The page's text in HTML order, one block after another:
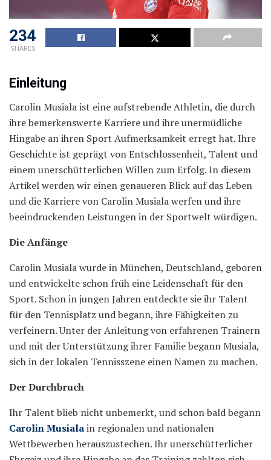
234
SHARES
Einleitung
Carolin Musiala ist eine aufstrebende Athletin, die durch
ihre bemerkenswerte Karriere und ihre unermüdliche
Hingabe an ihren Sport Aufmerksamkeit erregt hat. Ihre
Geschichte ist geprägt von Entschlossenheit, Talent und
einem unerschütterlichen Willen zum Erfolg. In diesem
Artikel werden wir einen genaueren Blick auf das Leben
und die Karriere von Carolin Musiala werfen und ihre
beeindruckenden Leistungen in der Sportwelt würdigen.
Die Anfänge
Carolin Musiala wurde in München, Deutschland, geboren
und entwickelte schon früh eine Leidenschaft für den
Sport. Schon in jungen Jahren entdeckte sie ihr Talent
für den Tennisplatz und begann, ihre Fähigkeiten zu
verfeinern. Unter der Anleitung von erfahrenen Trainern
und mit der Unterstützung ihrer Familie begann Musiala,
sich in der lokalen Tennisszene einen Namen zu machen.
Der Durchbruch
Ihr Talent blieb nicht unbemerkt, und schon bald begann
Carolin Musialain regionalen und nationalen
Wettbewerben herauszustechen. Ihr unerschütterlicher